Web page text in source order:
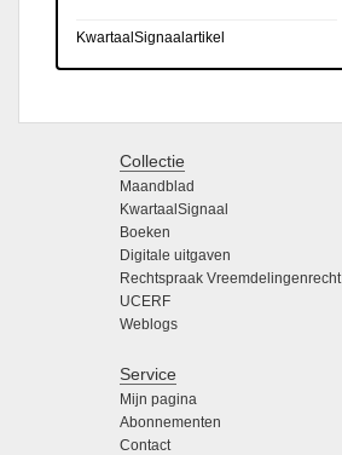
KwartaalSignaalartikel
Collectie
Maandblad
KwartaalSignaal
Boeken
Digitale uitgaven
Rechtspraak Vreemdelingenrecht
UCERF
Weblogs
Service
Mijn pagina
Abonnementen
Contact